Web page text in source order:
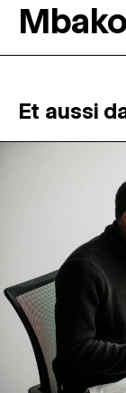
RÉSIDENCES
ATELIERS
ESPACES DE
Recherche
Connexion
↓
Et aussi